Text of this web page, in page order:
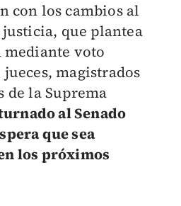
con los cambios al
justicia, que plantea
voto
magistrados
de la Suprema
al Senado
que sea
los próximos